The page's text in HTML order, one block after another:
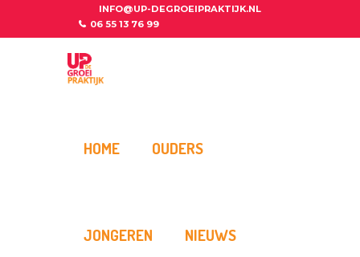
INFO@UP-DEGROEIPRAKTIJK.NL
06 55 13 76 99
HOME OUDERS
JONGEREN NIEUWS